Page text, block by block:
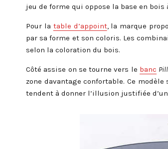
jeu de forme qui oppose la base en
Pour la table d’appoint, la marque
par sa forme et son coloris. Les
selon la coloration du bois.
Côté assise on se tourne vers le banc
zone davantage confortable. Ce
tendent à donner l’illusion justifiée